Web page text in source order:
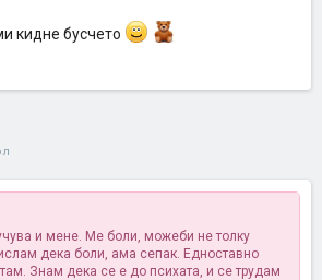
кидне бусчето
и мене. Ме боли, можеби не толку
дека боли, ама сепак. Едноставно
Знам дека се е до психата, и се трудам